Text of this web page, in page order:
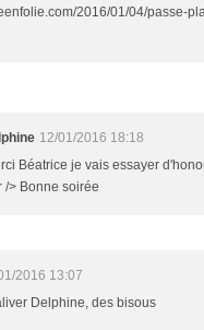
2016/01/04/passe-
12/01/2016 18:18
Béatrice je vais essayer
/> Bonne soirée
2016 13:07
Delphine, des bisous